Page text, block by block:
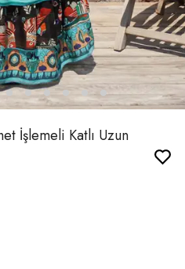
İşlemeli Katlı Uzun